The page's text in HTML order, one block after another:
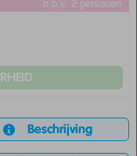
o.b.v. 2 personen
Beschrijving